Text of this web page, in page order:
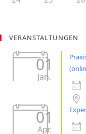
VERANSTALTUNGEN
01
Jan.
01
Apr.